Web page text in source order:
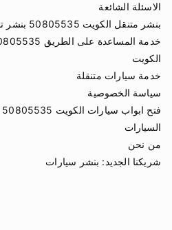
الاسئلة الشائعة
بنشر متنقل الكويت 50805535 بنشر تبديل تواير وبطاريات سيارات
الكويت
خدمة سيارات متنقلة
سياسة الخصوصية
السيارات
من نحن
شريكنا الجديد: بنشر سيارات